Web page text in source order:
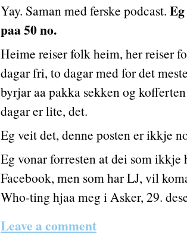
Yay. Saman med ferske podcast.
paa 50 no.
Heime reiser folk heim, her reiser
dagar fri, to dagar med for det
byrjar aa pakka sekken og
dagar er lite, det.
Eg veit det, denne posten er ikkje
Eg vonar forresten at dei som ikkje
Facebook, men som har LJ, vil
Who-ting hjaa meg i Asker, 29.
Leave a comment